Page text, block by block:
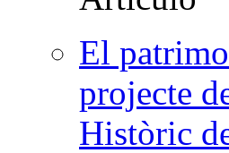
El
projecte
Històric